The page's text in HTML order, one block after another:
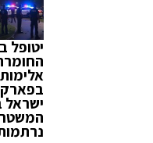
יטופל
ישראל